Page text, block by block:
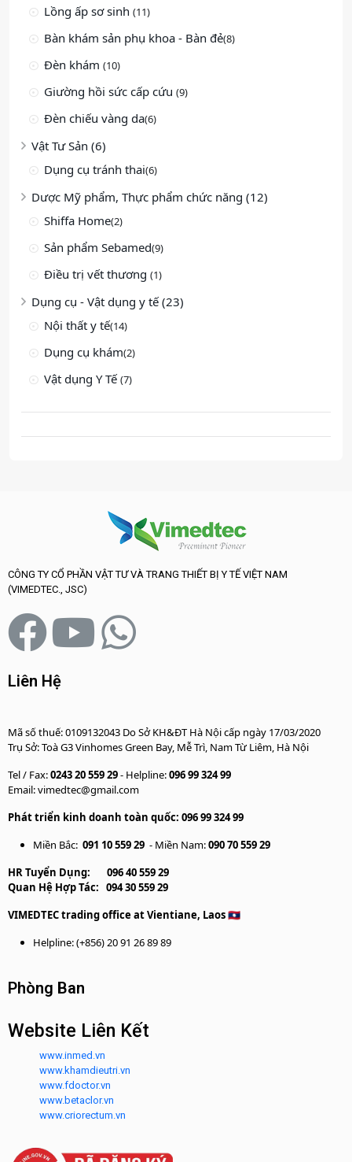
Lồng ấp sơ sinh (11)
Bàn khám sản phụ khoa - Bàn đẻ(8)
Đèn khám (10)
Giường hồi sức cấp cứu (9)
Đèn chiếu vàng da(6)
Vật Tư Sản (6)
Dụng cụ tránh thai(6)
Dược Mỹ phẩm, Thực phẩm chức năng (12)
Shiffa Home(2)
Sản phẩm Sebamed(9)
Điều trị vết thương (1)
Dụng cụ - Vật dụng y tế (23)
Nội thất y tế(14)
Dụng cụ khám(2)
Vật dụng Y Tế (7)
CÔNG TY CỔ PHẦN VẬT TƯ VÀ TRANG THIẾT BỊ Y TẾ VIỆT NAM
(VIMEDTEC., JSC)
Liên Hệ
Mã số thuế: 0109132043 Do Sở KH&ĐT Hà Nội cấp ngày 17/03/2020
Trụ Sở: Toà G3 Vinhomes Green Bay, Mễ Trì, Nam Từ Liêm, Hà Nội
Tel / Fax:0243 20 559 29- Helpline:096 99 324 99
Email: vimedtec@gmail.com
Phát triển kinh doanh toàn quốc: 096 99 324 99
Miền Bắc: 091 10 559 29 - Miền Nam:090 70 559 29
HR Tuyển Dụng:
096 40 559 29
Quan Hệ Hợp Tác: 094 30 559 29
VIMEDTEC trading office at Vientiane, Laos 🇱🇦
Helpline: (+856) 20 91 26 89 89
Phòng Ban
Website Liên Kết
www.inmed.vn
www.khamdieutri.vn
www.fdoctor.vn
www.betaclor.vn
www.criorectum.vn